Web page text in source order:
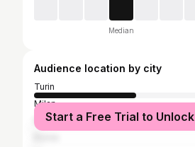
Median
Audience location by city
Turin
Milan
Naples
Start a Free Trial to Unlock